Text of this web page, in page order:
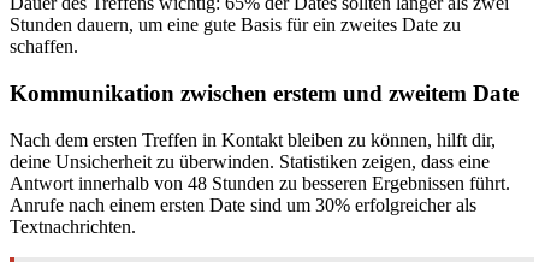
Stunden dauern, um eine gute Basis für ein zweites Date zu
schaffen.
Kommunikation zwischen erstem und zweitem Date
Nach dem ersten Treffen in Kontakt bleiben zu können, hilft dir,
deine Unsicherheit zu überwinden. Statistiken zeigen, dass eine
Antwort innerhalb von 48 Stunden zu besseren Ergebnissen führt.
Anrufe nach einem ersten Date sind um 30% erfolgreicher als
Textnachrichten.